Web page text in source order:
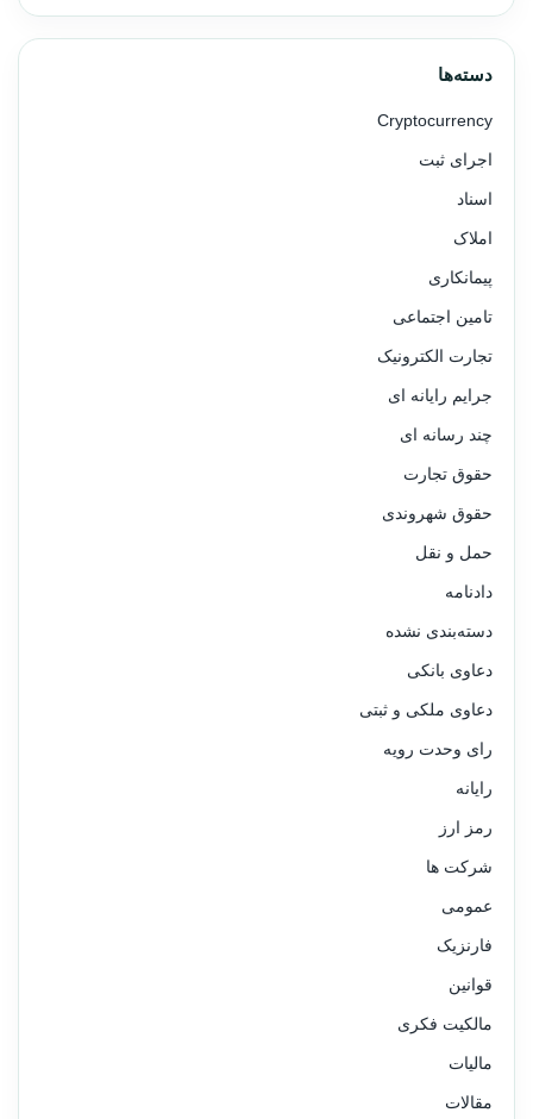
دسته‌ها
Cryptocurrency
اجرای ثبت
اسناد
املاک
پیمانکاری
تامین اجتماعی
تجارت الکترونیک
جرایم رایانه ای
چند رسانه ای
حقوق تجارت
حقوق شهروندی
حمل و نقل
دادنامه
دسته‌بندی نشده
دعاوی بانکی
دعاوی ملکی و ثبتی
رای وحدت رویه
رایانه
رمز ارز
شرکت ها
عمومی
فارنزیک
قوانین
مالکیت فکری
مالیات
مقالات